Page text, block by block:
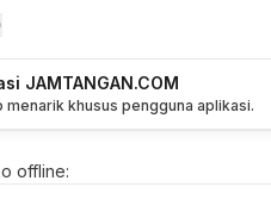
JAMTANGAN.COM
khusus pengguna aplikasi.
offline: